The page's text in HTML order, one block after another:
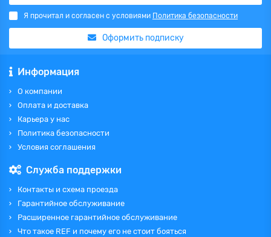
Я прочитал и согласен с условиями Политика безопасности
Оформить подписку
Информация
О компании
Оплата и доставка
Карьера у нас
Политика безопасности
Условия соглашения
Служба поддержки
Контакты и схема проезда
Гарантийное обслуживание
Расширенное гарантийное обслуживание
Что такое REF и почему его не стоит бояться